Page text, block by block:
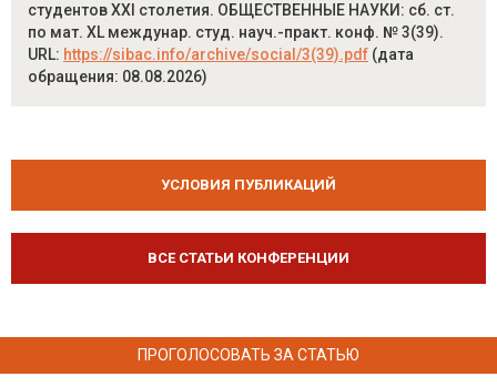
студентов XXI столетия. ОБЩЕСТВЕННЫЕ НАУКИ: сб. ст.
по мат. XL междунар. студ. науч.-практ. конф. № 3(39).
URL: https://sibac.info/archive/social/3(39).pdf (дата
обращения: 08.08.2026)
УСЛОВИЯ ПУБЛИКАЦИЙ
ВСЕ СТАТЬИ КОНФЕРЕНЦИИ
ПРОГОЛОСОВАТЬ ЗА СТАТЬЮ